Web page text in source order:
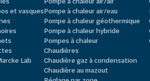
et vasques
Lab
Pompe à chaleur air/eau
Pompe à chaleur géothermique
Pompe à chaleur hybride
Pompes à chaleur
Chaudières
Chaudière gaz à condensation
Chaudière au mazout